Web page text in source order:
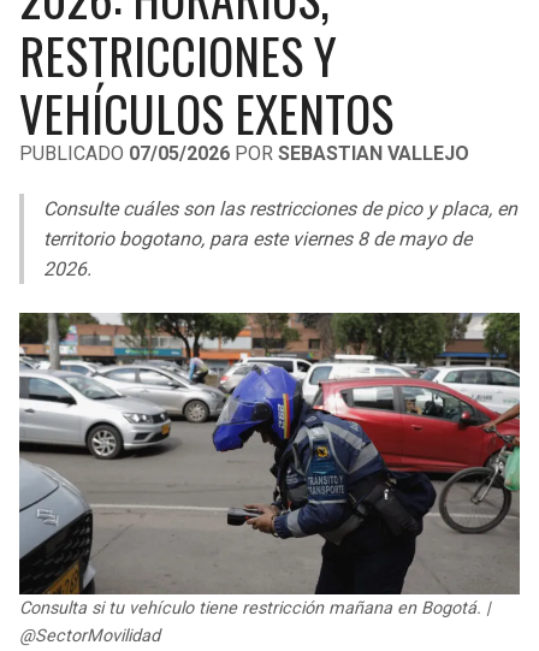
LIGA DE EXPANSIÓN MX
LEAGUES CUP
UEFA EUROPA LEAGUE
UEFA CONFERENCE LEAGUE
MLS
COPA SUDAMERICANA
LIGA BETPLAY
OTRAS LIGAS
RAIDERS
CHARGERS
BENGALS
BROWNS
STEELERS
TEXANS
COLTS
JAGUARS
CAVALIERS
PISTONS
BUCKS
HAWKS
HORNETS
HEAT
MAGIC
WIZARDS
RESTRICCIONES Y
VEHÍCULOS EXENTOS
PUBLICADO 07/05/2026 POR SEBASTIAN VALLEJO
Consulte cuáles son las restricciones de pico y placa, en
territorio bogotano, para este viernes 8 de mayo de
2026.
Consulta si tu vehículo tiene restricción mañana en Bogotá. |
@SectorMovilidad